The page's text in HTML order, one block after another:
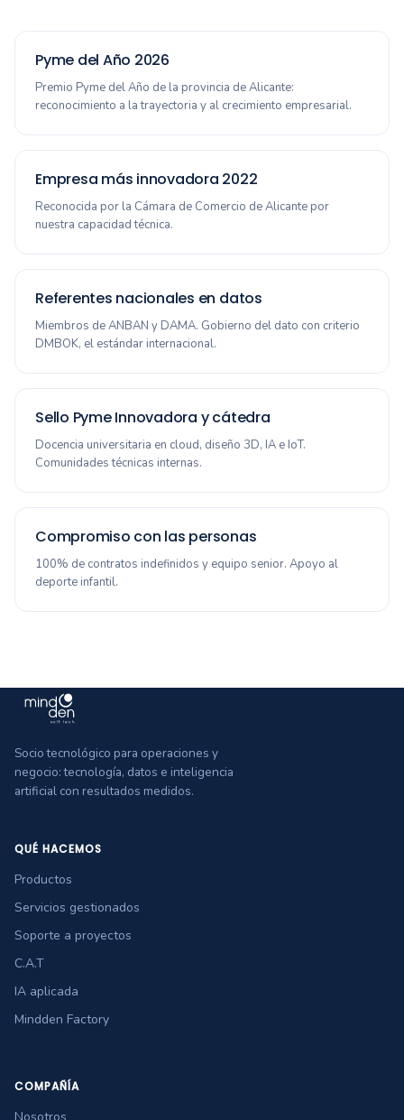
Pyme del Año 2026
Premio Pyme del Año de la provincia de Alicante:
reconocimiento a la trayectoria y al crecimiento empresarial.
Empresa más innovadora 2022
Reconocida por la Cámara de Comercio de Alicante por
nuestra capacidad técnica.
Referentes nacionales en datos
Miembros de ANBAN y DAMA. Gobierno del dato con criterio
DMBOK, el estándar internacional.
Sello Pyme Innovadora y cátedra
Docencia universitaria en cloud, diseño 3D, IA e IoT.
Comunidades técnicas internas.
Compromiso con las personas
100% de contratos indefinidos y equipo senior. Apoyo al
deporte infantil.
Socio tecnológico para operaciones y
negocio: tecnología, datos e inteligencia
artificial con resultados medidos.
QUÉ HACEMOS
Productos
Servicios gestionados
Soporte a proyectos
C.A.T
IA aplicada
Mindden Factory
COMPAÑÍA